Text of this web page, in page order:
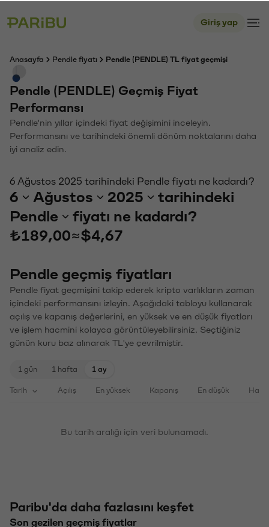
Giriş yap
Anasayfa Pendle fiyatı Pendle (PENDLE) TL fiyat geçmişi
Pendle (PENDLE) Geçmiş Fiyat
Performansı
Pendle'nin yıllar içindeki fiyat değişimini inceleyin.
Performansını ve tarihindeki önemli dönüm noktalarını daha
iyi analiz edin.
6 Ağustos 2025 tarihindeki Pendle fiyatı ne kadardı?
6 Ağustos 2025
tarihindeki
Pendle
fiyatı ne kadardı?
₺189,00≈$4,67
Pendle geçmiş fiyatları
Pendle fiyat geçmişini takip ederek kripto varlıkların zaman
içindeki performansını izleyin. Aşağıdaki tabloyu kullanarak
açılış ve kapanış değerlerini, en yüksek ve en düşük fiyatları
ve işlem hacmini kolayca görüntüleyebilirsiniz. Seçtiğiniz
günün kuru baz alınarak TL'ye çevrilmiştir.
1 gün 1 hafta 1 ay
Tarih Açılış En yüksek Kapanış En düşük
Bu tarih aralığı için veri bulunamadı.
Paribu'da daha fazlasını keşfet
Son gezilen geçmiş fiyatlar